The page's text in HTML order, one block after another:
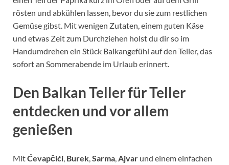
rösten und abkühlen lassen, bevor du sie zum restlichen
Gemüse gibst. Mit wenigen Zutaten, einem guten Käse
und etwas Zeit zum Durchziehen holst du dir so im
Handumdrehen ein Stück Balkangefühl auf den Teller, das
sofort an Sommerabende im Urlaub erinnert.
Den Balkan Teller für Teller
entdecken und vor allem
genießen
MitĆevapčići Burek Sarma Ajvar und einem einfachen